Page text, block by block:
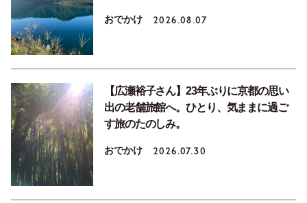
おでかけ 2026.08.07
【広瀬裕子さん】23年ぶりに京都の思い
出の老舗旅館へ。ひとり、気ままに過ご
す旅のたのしみ。
おでかけ 2026.07.30